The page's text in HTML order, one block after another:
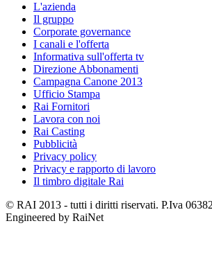
L'azienda
Il gruppo
Corporate governance
I canali e l'offerta
Informativa sull'offerta tv
Direzione Abbonamenti
Campagna Canone 2013
Ufficio Stampa
Rai Fornitori
Lavora con noi
Rai Casting
Pubblicità
Privacy policy
Privacy e rapporto di lavoro
Il timbro digitale Rai
© RAI 2013 - tutti i diritti riservati. P.Iva
Engineered by RaiNet